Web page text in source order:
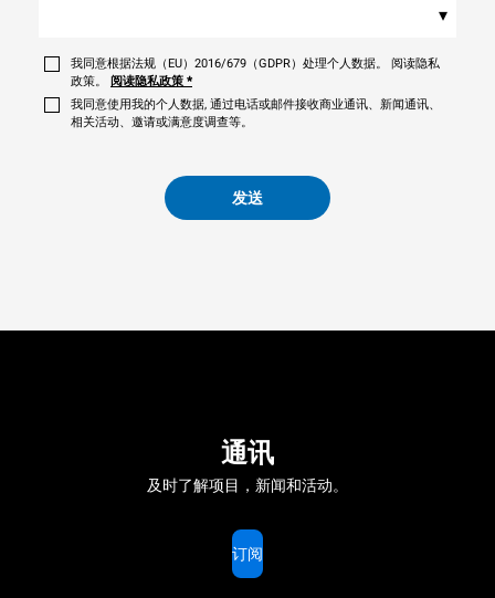
▾
我同意根据法规（EU）2016/679（GDPR）处理个人数据。 阅读隐私
政策。
阅读隐私政策 *
我同意使用我的个人数据, 通过电话或邮件接收商业通讯、新闻通讯、
相关活动、邀请或满意度调查等。
发送
通讯
及时了解项目，新闻和活动。
订阅